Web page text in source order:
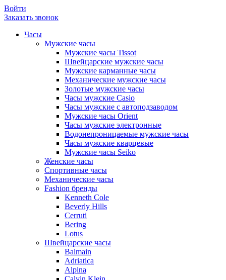
Войти
Заказать звонок
Часы
Мужские часы
Мужские часы Tissot
Швейцарские мужские часы
Мужские карманные часы
Механические мужские часы
Золотые мужские часы
Часы мужские Casio
Часы мужские с автоподзаводом
Мужские часы Orient
Часы мужские электронные
Водонепроницаемые мужские часы
Часы мужские кварцевые
Мужские часы Seiko
Женские часы
Спортивные часы
Механические часы
Fashion бренды
Kenneth Cole
Beverly Hills
Cerruti
Bering
Lotus
Швейцарские часы
Balmain
Adriatica
Alpina